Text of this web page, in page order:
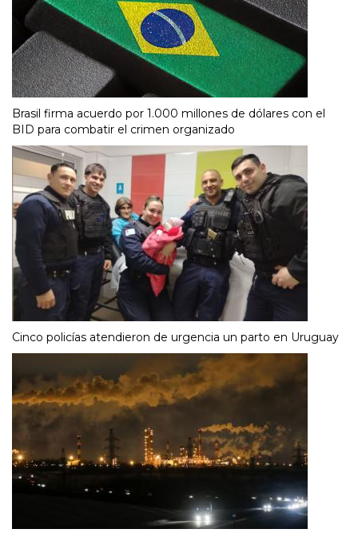
Brasil firma acuerdo por 1.000 millones de dólares con el
BID para combatir el crimen organizado
Cinco policías atendieron de urgencia un parto en Uruguay